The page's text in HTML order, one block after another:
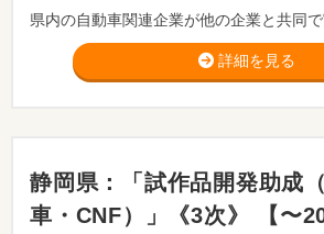
詳細を見る
静岡県：「試作品開発助成
車・CNF）」《3次》 【〜